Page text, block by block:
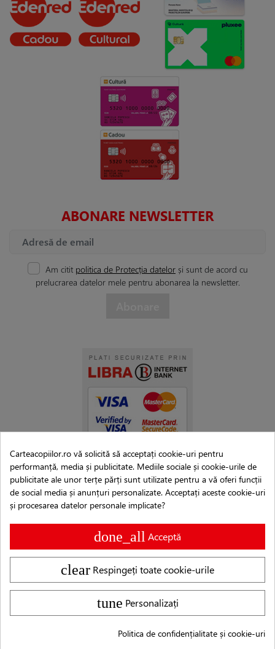
ABONARE NEWSLETTER
Am citit politica de Protecția datelor și sunt de acord cu
prelucrarea datelor mele pentru abonarea la newsletter.
Copyright © 2007–2026 Editura Cartea Copiilor®
Logo-ul și denumirea Cartea Copiilor® sunt MARCĂ
Stat pentru Invenții și Mărci din data de 23.05.2019.
Carteacopiilor.ro vă solicită să acceptați cookie-uri pentru
performanță, media și publicitate. Mediile sociale și cookie-urile de
publicitate ale unor terțe părți sunt utilizate pentru a vă oferi funcții
de social media și anunțuri personalizate. Acceptați aceste cookie-uri
și procesarea datelor personale implicate?
done_all Acceptă
clear Respingeți toate cookie-urile
tune Personalizați
Politica de confidențialitate și cookie-uri